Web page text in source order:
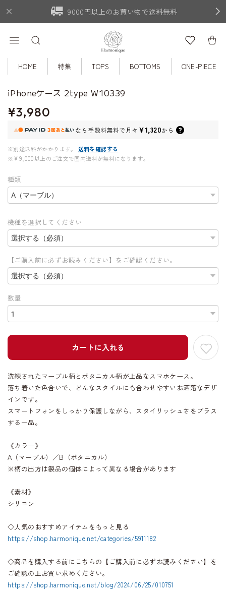
9000円以上のお買い物で送料無料
HOME 特集 TOPS BOTTOMS ONE-PIECE
iPhoneケース 2type W10339
¥3,980
なら 手数料無料で月々 ¥1,320から
※別途送料がかかります。
送料を確認する
※¥9,000以上のご注文で国内送料が無料になります。
種類
機種を選択してください
【ご購入前に必ずお読みください】をご確認ください。
数量
カートに入れる
洗練されたマーブル柄とボタニカル柄が上品なスマホケース。
落ち着いた色合いで、どんなスタイルにも合わせやすいお洒落なデザ
インです。
スマートフォンをしっかり保護しながら、スタイリッシュさをプラス
する一品。
《カラー》
A（マーブル）／B（ボタニカル）
※柄の出方は製品の個体によって異なる場合があります
《素材》
シリコン
◇人気のおすすめアイテムをもっと見る
https://shop.harmonique.net/categories/5911182
◇商品を購入する前にこちらの【ご購入前に必ずお読みください】を
ご確認の上お買い求めください。
https://shop.harmonique.net/blog/2024/06/25/010751